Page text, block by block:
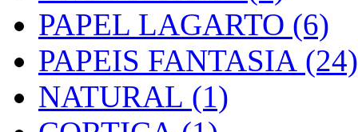
PAPEL LAGARTO (6)
PAPEIS FANTASIA (24)
NATURAL (1)